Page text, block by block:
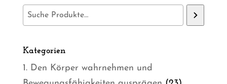
Kategorien
1. Den Körper wahrnehmen und